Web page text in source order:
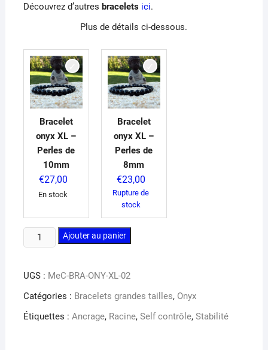
Découvrez d’autres bracelets ici.
Plus de détails ci-dessous.
Bracelet
onyx XL –
Perles de
10mm
€27,00
En stock
Bracelet
onyx XL –
Perles de
8mm
€23,00
Rupture de
stock
quantité
de
onyx
XL
Ajouter au panier
UGS : MeC-BRA-ONY-XL-02
Catégories : Bracelets grandes tailles, Onyx
Étiquettes : Ancrage, Racine, Self contrôle, Stabilité